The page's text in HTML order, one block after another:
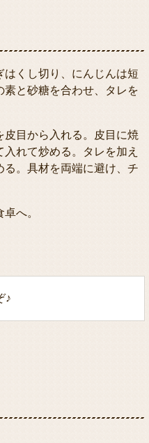
くし切り、にんじんは短
と砂糖を合わせ、タレを
皮目から入れる。皮目に焼
れて炒める。タレを加え
。具材を両端に避け、チ
へ。
♪